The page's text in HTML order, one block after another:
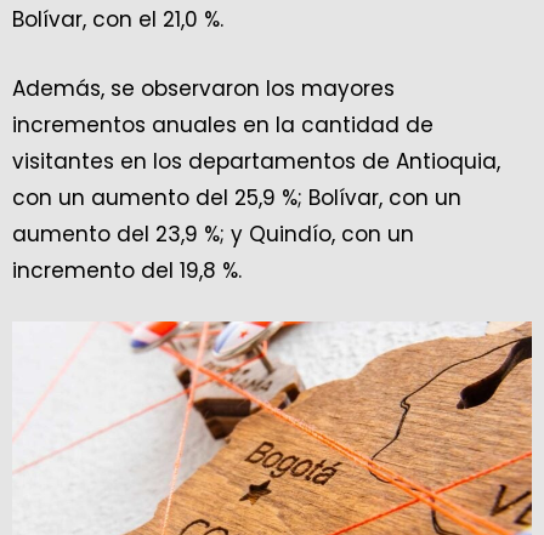
Bolívar, con el 21,0 %.
Además, se observaron los mayores
incrementos anuales en la cantidad de
visitantes en los departamentos de Antioquia,
con un aumento del 25,9 %; Bolívar, con un
aumento del 23,9 %; y Quindío, con un
incremento del 19,8 %.